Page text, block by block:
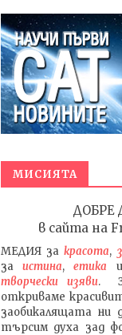
МИСИЯТА
ДОБРЕ
в сайта на
МЕДИЯзакрасота,
за истина,етика
творчески изяви.
откриваме
заобикалящата ни
търсим духа зад